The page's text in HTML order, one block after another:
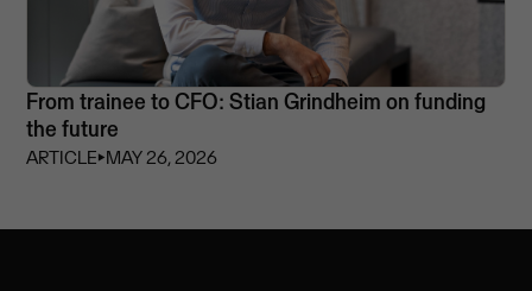
From trainee to CFO: Stian Grindheim on funding
the future
ARTICLE⏵MAY 26, 2026